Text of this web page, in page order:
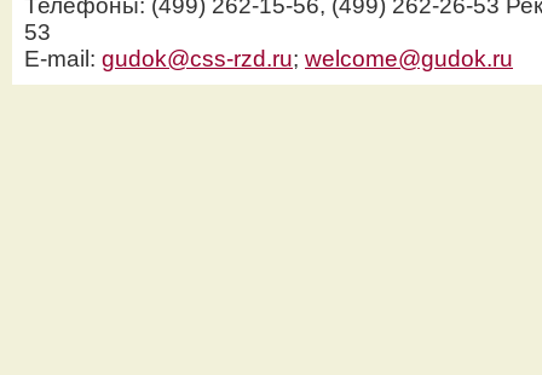
Телефоны: (499) 262-15-56, (499) 262-26-53
53
E-mail: gudok@css-rzd.ru; welcome@gudok.ru